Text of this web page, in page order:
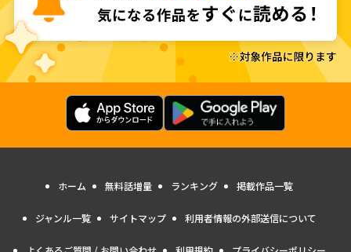
ホーム 無料話増量 ランキング 掲載作品一覧
ジャンル一覧 サイトマップ 利用者情報の外部送信について